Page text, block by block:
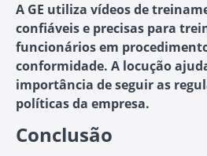
A GE utiliza vídeos de
confiáveis e precisas para
funcionários em
conformidade. A locução
importância de seguir as
políticas da empresa.
Conclusão